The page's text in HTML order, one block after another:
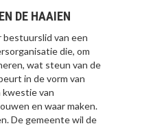
DE HAAIEN
bestuurslid van een
die, om
wat steun van de
in de vorm van
kwestie van
en waar maken.
De gemeente wil de